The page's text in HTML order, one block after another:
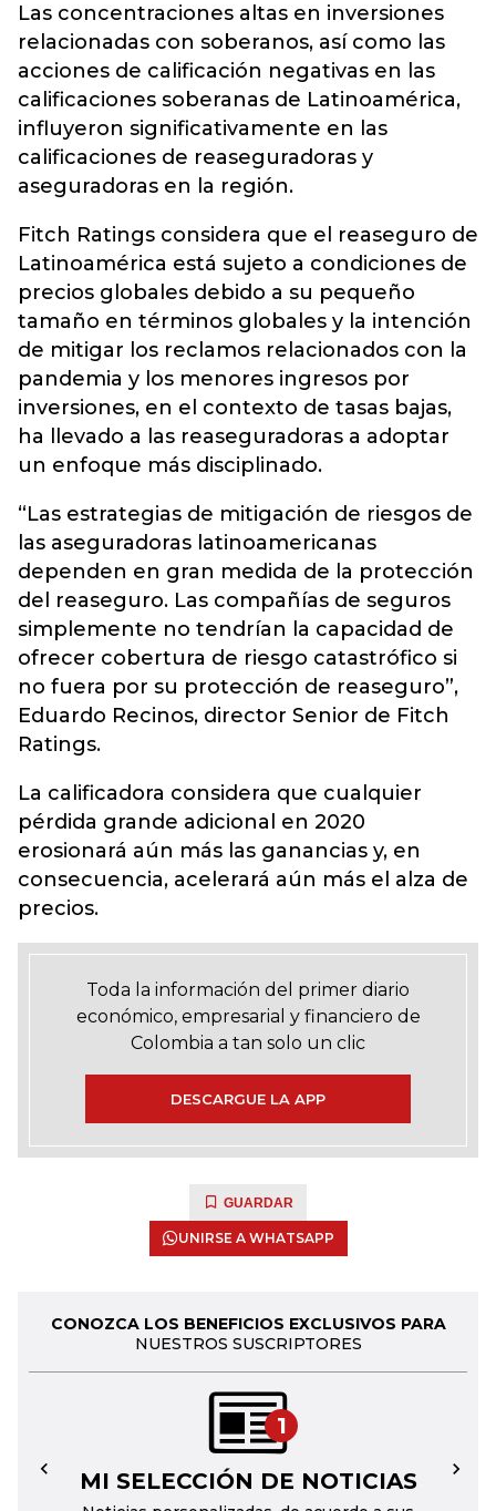
Las concentraciones altas en inversiones
relacionadas con soberanos, así como las
acciones de calificación negativas en las
calificaciones soberanas de Latinoamérica,
influyeron significativamente en las
calificaciones de reaseguradoras y
aseguradoras en la región.
Fitch Ratings considera que el reaseguro de
Latinoamérica está sujeto a condiciones de
precios globales debido a su pequeño
tamaño en términos globales y la intención
de mitigar los reclamos relacionados con la
pandemia y los menores ingresos por
inversiones, en el contexto de tasas bajas,
ha llevado a las reaseguradoras a adoptar
un enfoque más disciplinado.
“Las estrategias de mitigación de riesgos de
las aseguradoras latinoamericanas
dependen en gran medida de la protección
del reaseguro. Las compañías de seguros
simplemente no tendrían la capacidad de
ofrecer cobertura de riesgo catastrófico si
no fuera por su protección de reaseguro”,
Eduardo Recinos, director Senior de Fitch
Ratings.
La calificadora considera que cualquier
pérdida grande adicional en 2020
erosionará aún más las ganancias y, en
consecuencia, acelerará aún más el alza de
precios.
Toda la información del primer diario
económico, empresarial y financiero de
Colombia a tan solo un clic
DESCARGUE LA APP
GUARDAR
UNIRSE A WHATSAPP
CONOZCA LOS BENEFICIOS EXCLUSIVOS PARA
NUESTROS SUSCRIPTORES
1
MI SELECCIÓN DE NOTICIAS
← →